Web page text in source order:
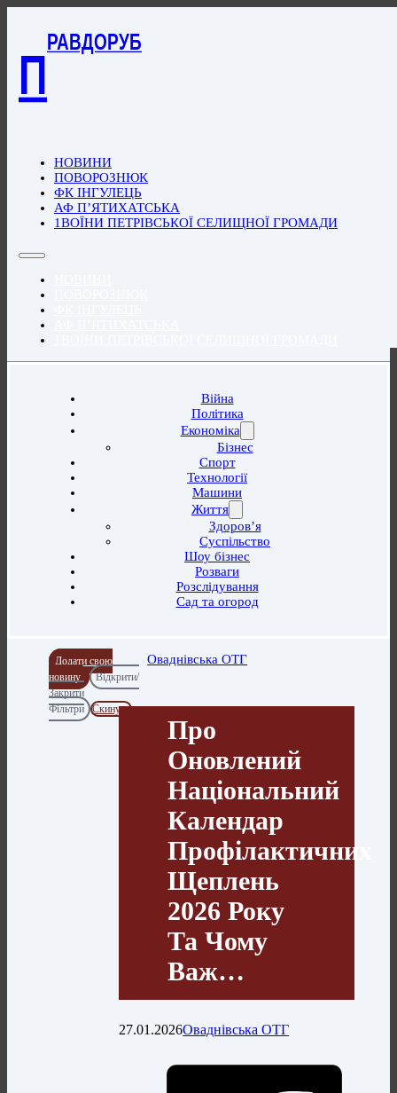
П
РАВДОРУБ
НОВИНИ
ПОВОРОЗНЮК
ФК ІНГУЛЕЦЬ
АФ П’ЯТИХАТСЬКА
1ВОЇНИ ПЕТРІВСЬКОЇ СЕЛИЩНОЇ ГРОМАДИ
Війна
Політика
Економіка
Бізнес
Спорт
Технології
Машини
Життя
Здоров’я
Суспільство
Шоу бізнес
Розваги
Розслідування
Сад та огород
Додати свою
новину
Відкрити/
Закрити
Фільтри
Скинути
Оваднівська ОТГ
Про
Оновлений
Національний
Календар
Профілактичних
Щеплень
2026 Року
Та Чому
Важ…
27.01.2026Оваднівська ОТГ